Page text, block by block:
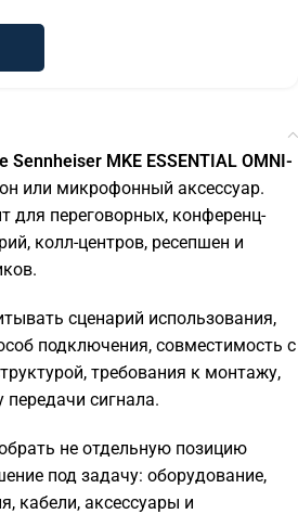
MKE ESSENTIAL OMNI-
или микрофонный аксессуар.
для переговорных, конференц-
колл-центров, ресепшен и
сценарий использования,
подключения, совместимость с
требования к монтажу,
сигнала.
не отдельную позицию
под задачу: оборудование,
кабели, аксессуары и